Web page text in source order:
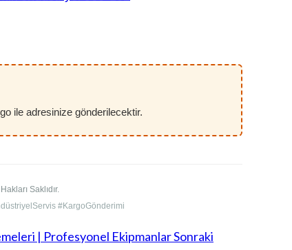
ile adresinize gönderilecektir.
Saklıdır.
#KargoGönderimi
| Profesyonel EkipmanlarSonraki